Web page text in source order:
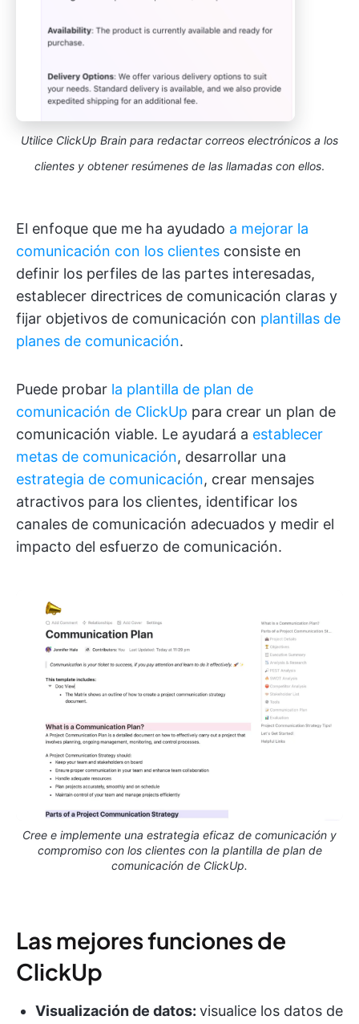
Utilice ClickUp Brain para redactar correos electrónicos a los
clientes y obtener resúmenes de las llamadas con ellos.
El enfoque que me ha ayudado a mejorar la
comunicación con los clientes consiste en
definir los perfiles de las partes interesadas,
establecer directrices de comunicación claras y
fijar objetivos de comunicación con plantillas de
planes de comunicación.
Puede probar la plantilla de plan de
comunicación de ClickUp para crear un plan de
comunicación viable. Le ayudará a establecer
metas de comunicación, desarrollar una
estrategia de comunicación, crear mensajes
atractivos para los clientes, identificar los
canales de comunicación adecuados y medir el
impacto del esfuerzo de comunicación.
Cree e implemente una estrategia eficaz de comunicación y
compromiso con los clientes con la plantilla de plan de
comunicación de ClickUp.
Las mejores funciones de
ClickUp
Visualización de datos: visualice los datos de